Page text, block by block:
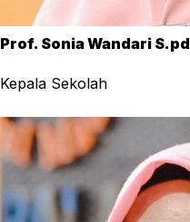
Prof. Sonia Wandari S.pd
Kepala Sekolah